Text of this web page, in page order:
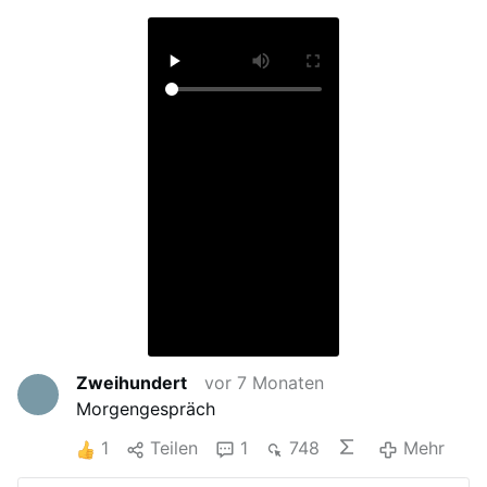
Zweihundert
vor 7 Monaten
Morgengespräch
1
Teilen 1 748 Mehr